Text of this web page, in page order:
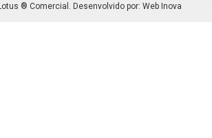
® Comercial. Desenvolvido por: Web Inova